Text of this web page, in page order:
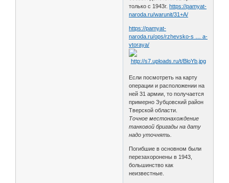
только с 1943г. https://pamyat-
naroda.ru/warunit/31+А/
https://pamyat-
naroda.ru/ops/rzhevsko-s … a-
vtoraya/
Если посмотреть на карту
операции и расположении на
ней 31 армии, то получается
примерно Зубцовский район
Тверской области.
Точное местонахождение
танковой бригады на дату
надо уточнять.
Погибшие в основном были
перезахоронены в 1943,
большинство как
неизвестные.